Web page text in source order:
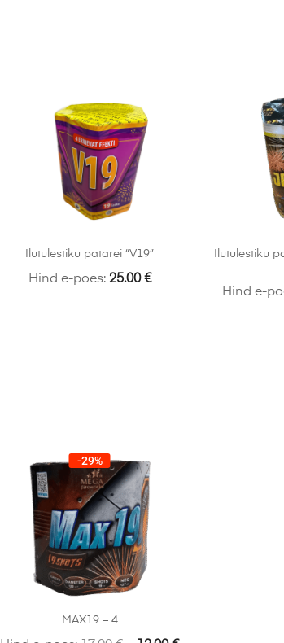
Ilutulestiku patarei “V19”
Hind e-poes: 25.00€
Ilutulestiku
Hind e-
-29%
MAX19 – 4